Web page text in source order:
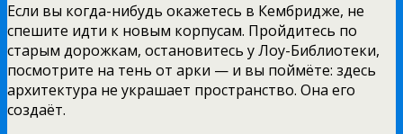
Если вы когда-нибудь окажетесь в Кембридже, не
спешите идти к новым корпусам. Пройдитесь по
старым дорожкам, остановитесь у Лоу-Библиотеки,
посмотрите на тень от арки — и вы поймёте: здесь
архитектура не украшает пространство. Она его
создаёт.